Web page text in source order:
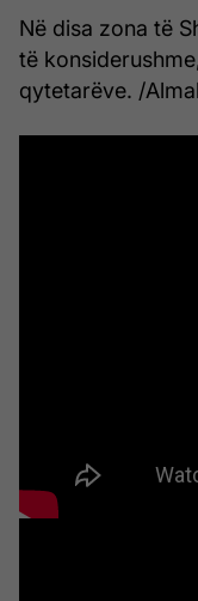
Në disa zona të
të
qytetarëve. /